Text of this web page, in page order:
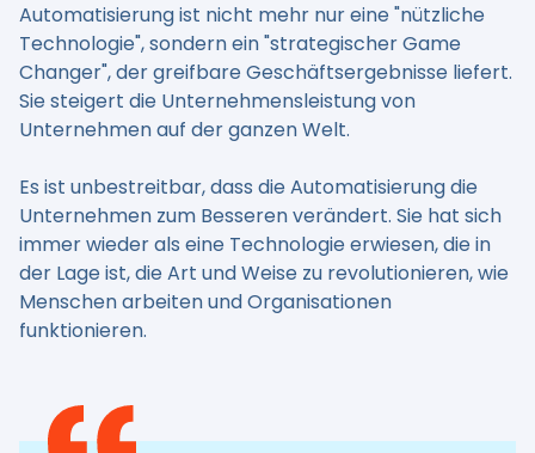
Automatisierung ist nicht mehr nur eine "nützliche
Technologie", sondern ein "strategischer Game
Changer", der greifbare Geschäftsergebnisse liefert.
Sie steigert die Unternehmensleistung von
Unternehmen auf der ganzen Welt.
Es ist unbestreitbar, dass die Automatisierung die
Unternehmen zum Besseren verändert. Sie hat sich
immer wieder als eine Technologie erwiesen, die in
der Lage ist, die Art und Weise zu revolutionieren, wie
Menschen arbeiten und Organisationen
funktionieren.